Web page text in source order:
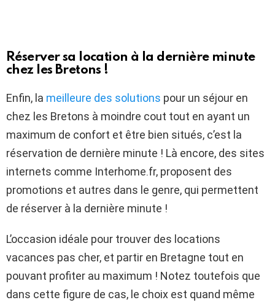
Réserver sa location à la dernière minute
chez les Bretons !
Enfin, la meilleure des solutions pour un séjour en
chez les Bretons à moindre cout tout en ayant un
maximum de confort et être bien situés, c’est la
réservation de dernière minute ! Là encore, des sites
internets comme Interhome.fr, proposent des
promotions et autres dans le genre, qui permettent
de réserver à la dernière minute !
L’occasion idéale pour trouver des locations
vacances pas cher, et partir en Bretagne tout en
pouvant profiter au maximum ! Notez toutefois que
dans cette figure de cas, le choix est quand même